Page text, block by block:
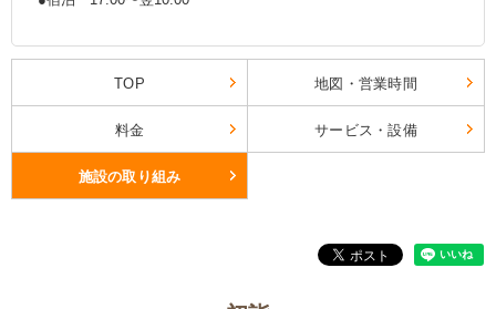
TOP 地図・営業時間
料金 サービス・設備
施設の取り組み